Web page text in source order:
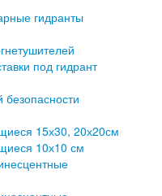
гидранты
под гидрант
15х30, 20х20см
10х10 см